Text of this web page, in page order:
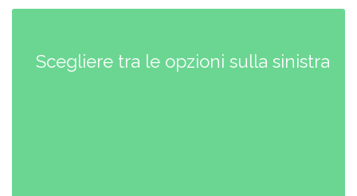
Scegliere tra le opzioni sulla sinistra